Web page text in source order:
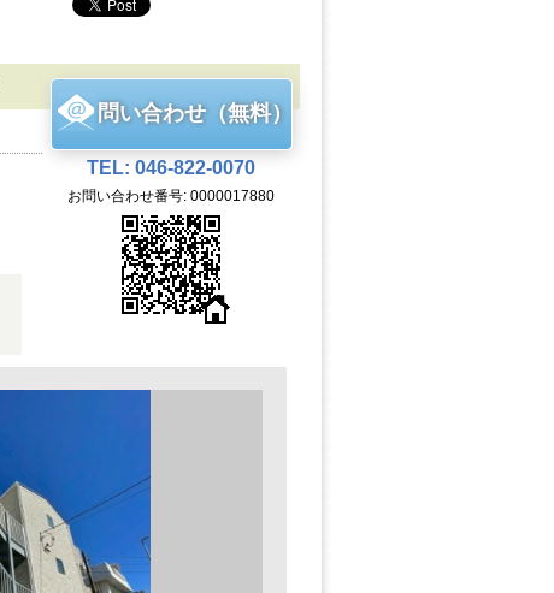
問い合わせ（無料）
TEL: 046-822-0070
お問い合わせ番号: 0000017880